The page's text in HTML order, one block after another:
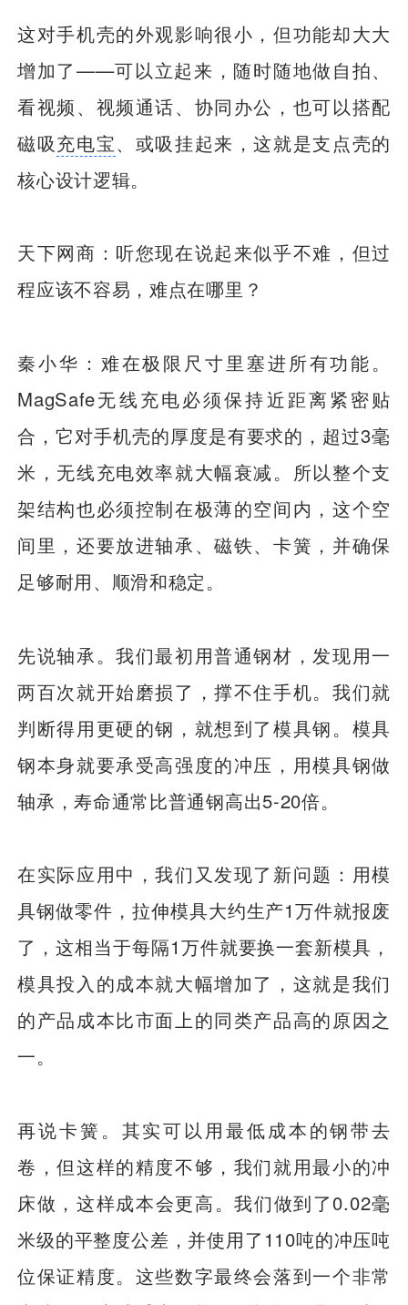
这对手机壳的外观影响很小，但功能却大大
增加了——可以立起来，随时随地做自拍、
看视频、视频通话、协同办公，也可以搭配
磁吸充电宝、或吸挂起来，这就是支点壳的
核心设计逻辑。
天下网商：听您现在说起来似乎不难，但过
程应该不容易，难点在哪里？
秦小华：难在极限尺寸里塞进所有功能。
MagSafe无线充电必须保持近距离紧密贴
合，它对手机壳的厚度是有要求的，超过3毫
米，无线充电效率就大幅衰减。所以整个支
架结构也必须控制在极薄的空间内，这个空
间里，还要放进轴承、磁铁、卡簧，并确保
足够耐用、顺滑和稳定。
先说轴承。我们最初用普通钢材，发现用一
两百次就开始磨损了，撑不住手机。我们就
判断得用更硬的钢，就想到了模具钢。模具
钢本身就要承受高强度的冲压，用模具钢做
轴承，寿命通常比普通钢高出5-20倍。
在实际应用中，我们又发现了新问题：用模
具钢做零件，拉伸模具大约生产1万件就报废
了，这相当于每隔1万件就要换一套新模具，
模具投入的成本就大幅增加了，这就是我们
的产品成本比市面上的同类产品高的原因之
一。
再说卡簧。其实可以用最低成本的钢带去
卷，但这样的精度不够，我们就用最小的冲
床做，这样成本会更高。我们做到了0.02毫
米级的平整度公差，并使用了110吨的冲压吨
位保证精度。这些数字最终会落到一个非常